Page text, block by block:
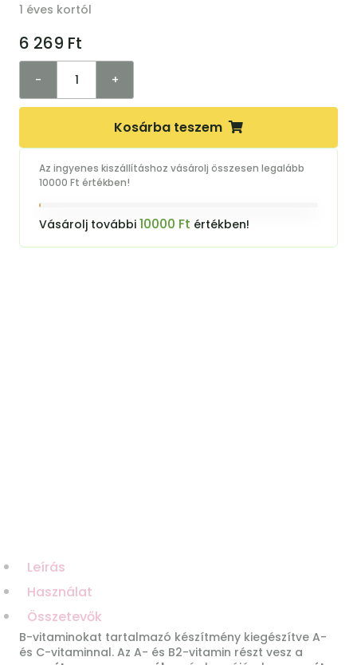
1 éves kortól
6 269 Ft
- +
Kosárba teszem
Az ingyenes kiszállításhoz vásárolj összesen legalább
10000 Ft értékben!
Vásárolj további 10000 Ft értékben!
Leírás
Használat
Összetevők
B-vitaminokat tartalmazó készítmény kiegészítve A-
és C-vitaminnal. Az A- és B2-vitamin részt vesz a